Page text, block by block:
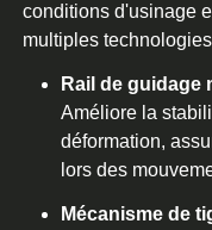
conditions d'usinage
multiples
Rail de guidage
Améliore la
déformation,
lors des
Mécanisme de